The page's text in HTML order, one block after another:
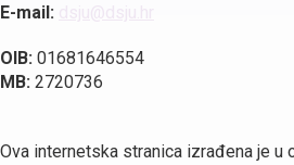
E-mail:
OIB: 01681646554
MB: 2720736
Ova internetska stranica izrađena je u